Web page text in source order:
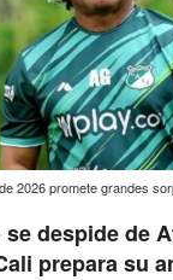
2026 promete grandes
despide de
prepara su